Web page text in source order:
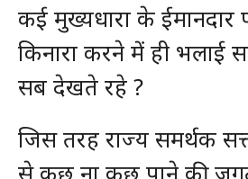
कई मुख्यधारा के ईमानदार
किनारा करने में ही भलाई
सब देखते रहे ?
जिस तरह राज्य समर्थक
से कुछ ना कुछ पाने की